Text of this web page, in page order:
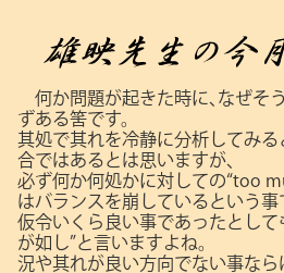
何か問題が起きた時に､なぜそ
ずある筈です。
其処で其れを冷静に分析してみ
合ではあるとは思いますが､
必ず何か何処かに対しての“too
はバランスを崩しているという事
仮令いくら良い事であったとして
が如し”と言いますよね。
況や其れが良い方向でない事なら